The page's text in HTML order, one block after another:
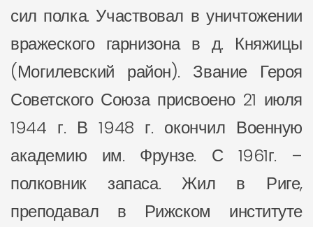
сил полка. Участвовал в уничтожении
вражеского гарнизона в д. Княжицы
(Могилевский район). Звание Героя
Советского Союза присвоено 21 июля
1944 г. В 1948 г. окончил Военную
академию им. Фрунзе. С 1961г. –
полковник запаса. Жил в Риге,
преподавал в Рижском институте